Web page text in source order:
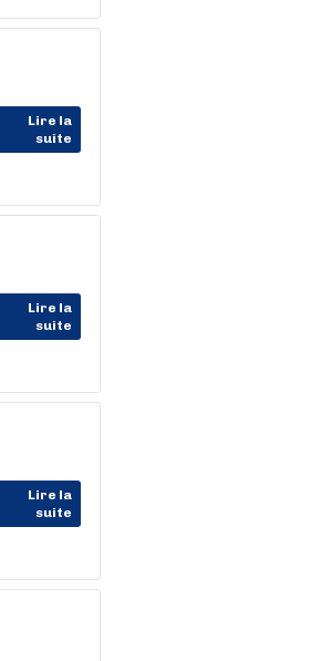
Lire la
suite
Lire la
suite
Lire la
suite